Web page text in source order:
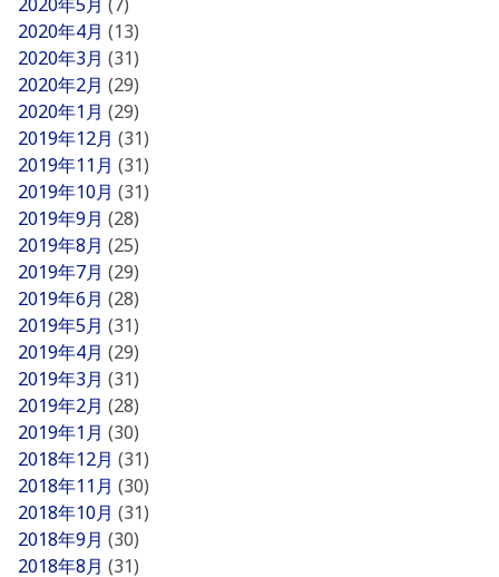
2020年4月 (13)
2020年3月 (31)
2020年2月 (29)
2020年1月 (29)
2019年12月 (31)
2019年11月 (31)
2019年10月 (31)
2019年9月 (28)
2019年8月 (25)
2019年7月 (29)
2019年6月 (28)
2019年5月 (31)
2019年4月 (29)
2019年3月 (31)
2019年2月 (28)
2019年1月 (30)
2018年12月 (31)
2018年11月 (30)
2018年10月 (31)
2018年9月 (30)
2018年8月 (31)